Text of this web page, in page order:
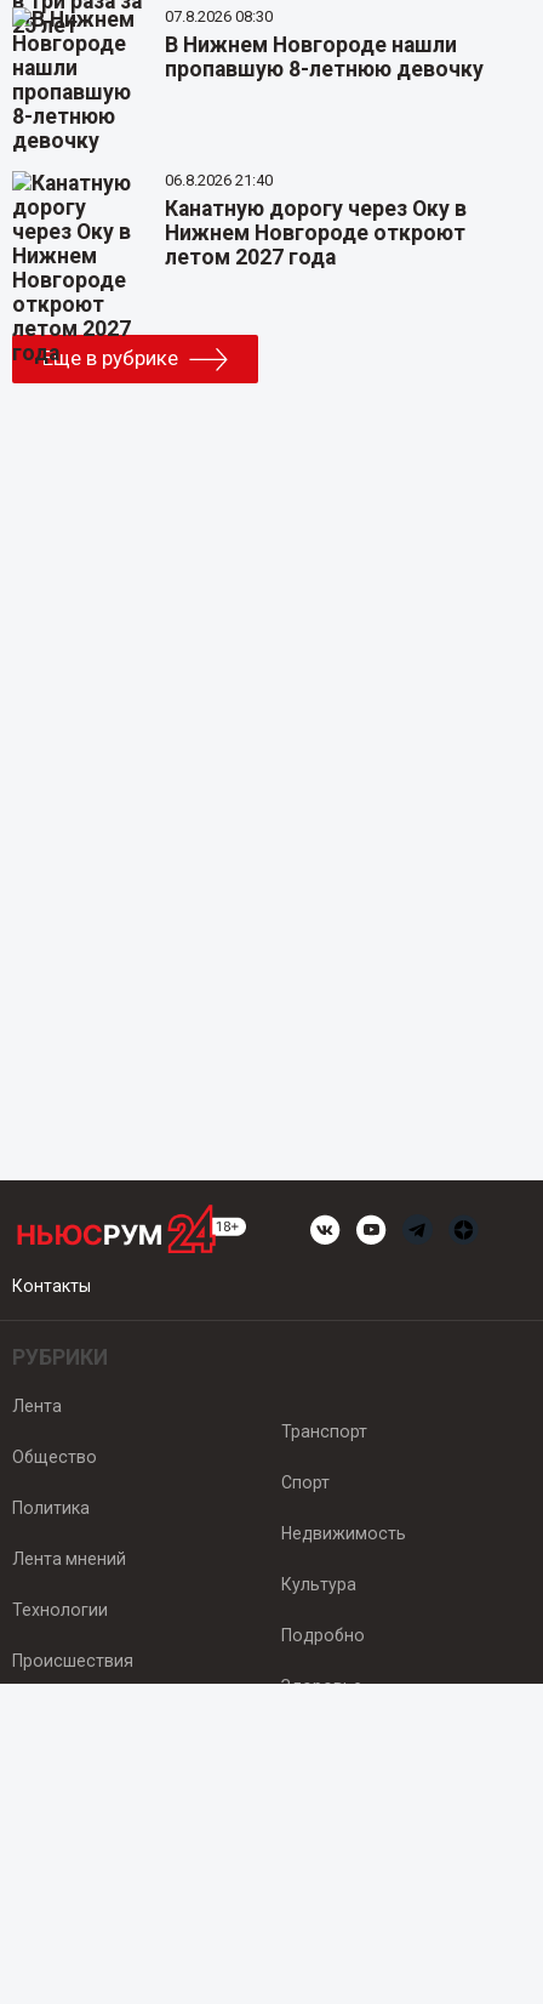
07.8.2026 08:30
В Нижнем Новгороде нашли
пропавшую 8-летнюю девочку
06.8.2026 21:40
Канатную дорогу через Оку в
Нижнем Новгороде откроют
летом 2027 года
Еще в рубрике
Контакты
РУБРИКИ
Лента
Общество
Политика
Лента мнений
Технологии
Происшествия
Транспорт
Спорт
Недвижимость
Культура
Подробно
Здоровье